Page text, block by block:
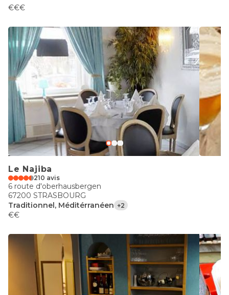
€€€
Le Najiba
210 avis
6 route d'oberhausbergen
67200 STRASBOURG
Traditionnel, Méditérranéen +2
€€